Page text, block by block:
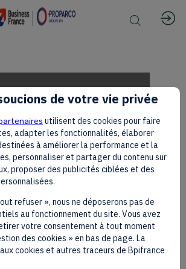
de votre vie privée
utilisent des cookies pour faire
adapter les fonctionnalités, élaborer
à améliorer la performance et la
personnaliser et partager du contenu sur
proposer des publicités ciblées et des
refuser », nous ne déposerons pas de
au fonctionnement du site. Vous avez
votre consentement à tout moment
des cookies » en bas de page. La
cookies et autres traceurs de Bpifrance